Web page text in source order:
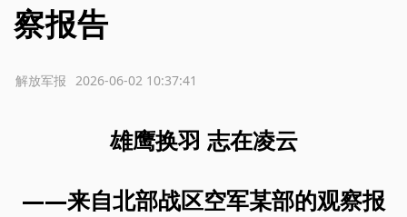
察报告
2026-06-02 10:37:41
解放军报
雄鹰换羽 志在凌云
——来自北部战区空军某部的观察报